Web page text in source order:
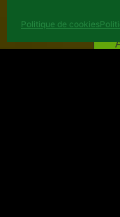
Politique de cookies